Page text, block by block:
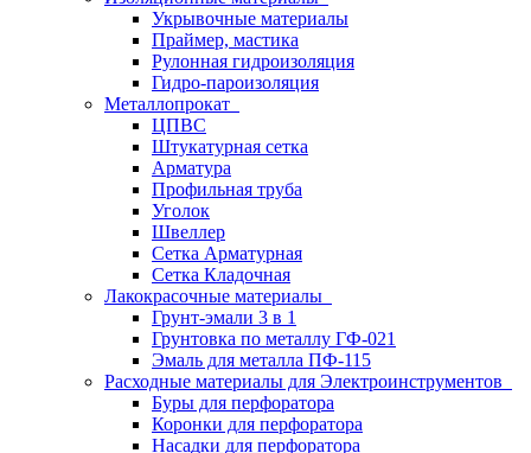
Укрывочные материалы
Праймер, мастика
Рулонная гидроизоляция
Гидро-пароизоляция
Металлопрокат
ЦПВС
Штукатурная сетка
Арматура
Профильная труба
Уголок
Швеллер
Сетка Арматурная
Сетка Кладочная
Лакокрасочные материалы
Грунт-эмали 3 в 1
Грунтовка по металлу ГФ-021
Эмаль для металла ПФ-115
Расходные материалы для Электроинструментов
Буры для перфоратора
Коронки для перфоратора
Насадки для перфоратора